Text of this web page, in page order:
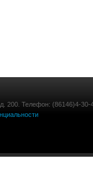
200. Телефон: (86146)4-30-